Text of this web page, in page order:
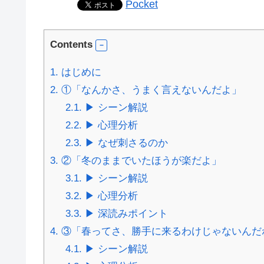
Pocket
Contents
1. はじめに
2. ①「なんかさ、うまく言えないんだよ」
2.1. ▶ シーン解説
2.2. ▶ 心理分析
2.3. ▶ なぜ刺さるのか
3. ②「冬のままでいたほうが楽だよ」
3.1. ▶ シーン解説
3.2. ▶ 心理分析
3.3. ▶ 深読みポイント
4. ③「春ってさ、勝手に来るわけじゃないんだ
4.1. ▶ シーン解説